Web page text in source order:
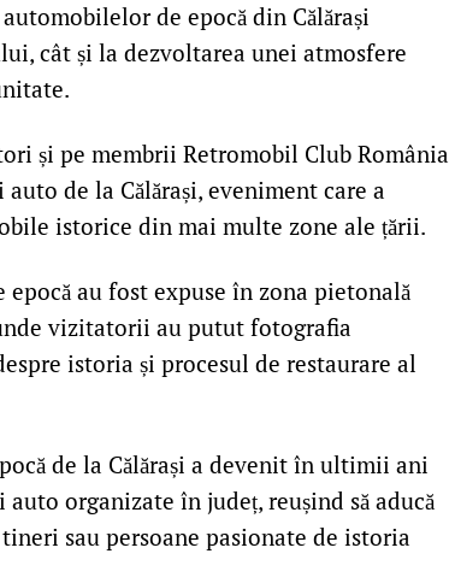
de epocă din Călărași
cât și la dezvoltarea unei atmosfere
și pe membrii Retromobil Club România
de la Călărași, eveniment care a
istorice din mai multe zone ale țării.
au fost expuse în zona pietonală
vizitatorii au putut fotografia
istoria și procesul de restaurare al
de la Călărași a devenit în ultimii ani
organizate în județ, reușind să aducă
sau persoane pasionate de istoria